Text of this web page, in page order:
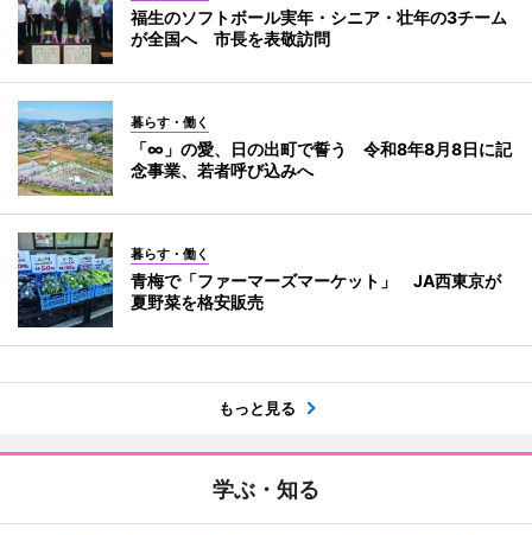
福生のソフトボール実年・シニア・壮年の3チーム
が全国へ 市長を表敬訪問
暮らす・働く
「∞」の愛、日の出町で誓う 令和8年8月8日に記
念事業、若者呼び込みへ
暮らす・働く
青梅で「ファーマーズマーケット」 JA西東京が
夏野菜を格安販売
もっと見る
学ぶ・知る